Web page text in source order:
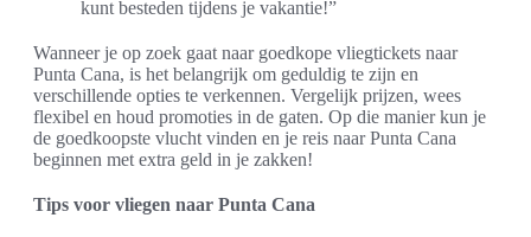
kunt besteden tijdens je vakantie!”
Wanneer je op zoek gaat naar goedkope vliegtickets naar
Punta Cana, is het belangrijk om geduldig te zijn en
verschillende opties te verkennen. Vergelijk prijzen, wees
flexibel en houd promoties in de gaten. Op die manier kun je
de goedkoopste vlucht vinden en je reis naar Punta Cana
beginnen met extra geld in je zakken!
Tips voor vliegen naar Punta Cana